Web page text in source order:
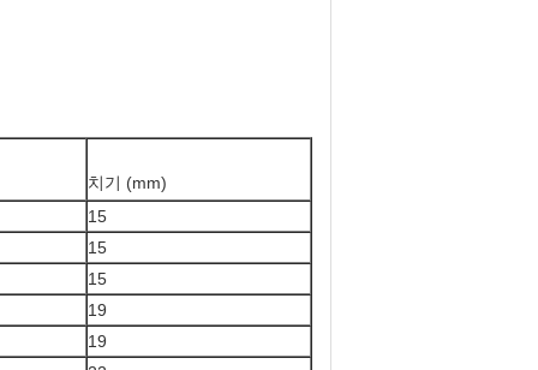
치기 (mm)
15
15
15
19
19